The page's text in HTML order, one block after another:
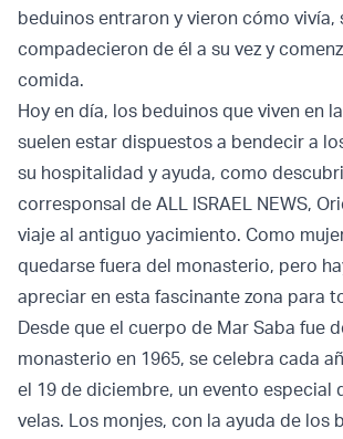
beduinos entraron y vieron cómo vivía,
compadecieron de él a su vez y
comida.
Hoy en día, los beduinos que viven en
suelen estar dispuestos a bendecir a
su hospitalidad y ayuda, como
corresponsal de ALL ISRAEL NEWS,
viaje al antiguo yacimiento. Como
quedarse fuera del monasterio, pero
apreciar en esta fascinante zona para
Desde que el cuerpo de Mar Saba fue
monasterio en 1965, se celebra cada
el 19 de diciembre, un evento especial
velas. Los monjes, con la ayuda de los